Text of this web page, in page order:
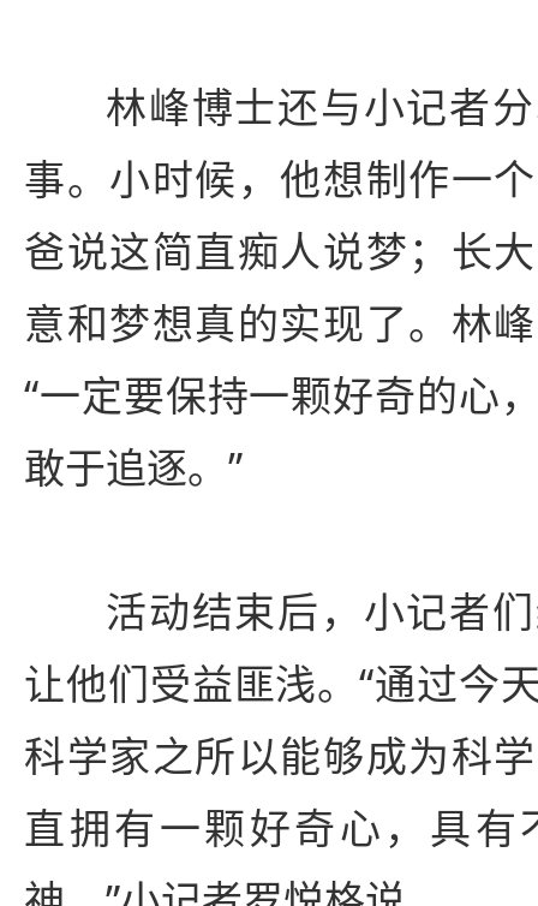
林峰博士还与小记者
事。小时候，他想制作一
爸说这简直痴人说梦；长
意和梦想真的实现了。林
“一定要保持一颗好奇的心
敢于追逐。”
活动结束后，小记者
让他们受益匪浅。“通过今
科学家之所以能够成为科
直拥有一颗好奇心，具有